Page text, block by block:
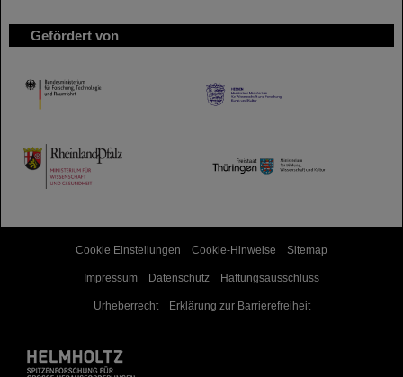
Gefördert von
HMWK
TMWWDG
Cookie Einstellungen Cookie-Hinweise Sitemap
Impressum Datenschutz Haftungsausschluss
Urheberrecht Erklärung zur Barrierefreiheit